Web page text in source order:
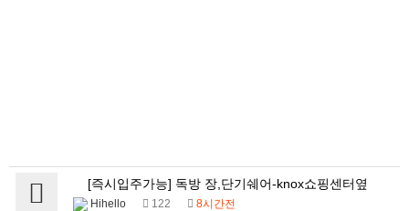
[즉시입주가능] 독방 장,단기쉐어-knox쇼핑센터옆
Hihello 122 8시간전